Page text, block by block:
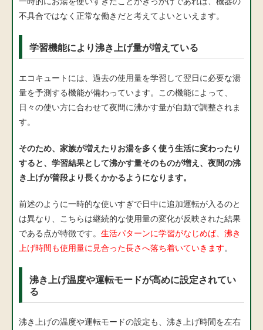
不具合ではなく正常な働きだと考えてよいといえます。
学習機能により沸き上げ量が増えている
エコキュートには、過去の使用量を学習して翌日に必要な湯
量を予測する機能が備わっています。この機能によって、
日々の使い方に合わせて夜間に沸かす量が自動で調整されま
す。
そのため、家族が増えたりお湯を多く使う生活に変わったり
すると、学習結果として沸かす量そのものが増え、夜間の沸
き上げが普段より長くかかるようになります。
前述のように一時的な使いすぎで日中に追加運転が入るのと
は異なり、こちらは継続的な使用量の変化が反映された結果
である点が特徴です。 生活パターンに学習がなじめば、沸き
上げ時間も使用量に見合った長さへ落ち着いていきます。
沸き上げ温度や運転モードが高めに設定されてい
る
沸き上げの温度や運転モードの設定も、沸き上げ時間を左右